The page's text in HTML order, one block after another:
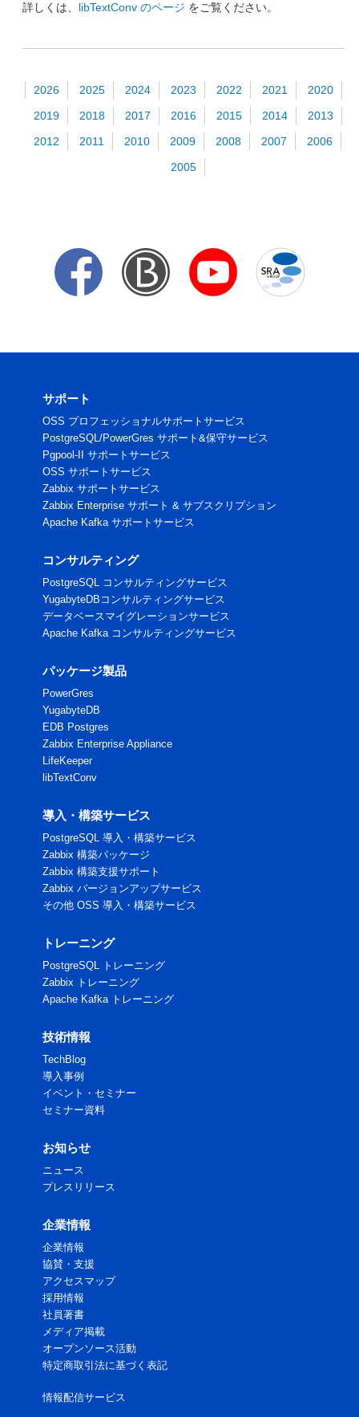
詳しくは、 libTextConv のページ をご覧ください。
2026 2025 2024 2023 2022 2021
2020
2019
2018 2017 2016 2015 2014
2013
2012
2011 2010 2009 2008 2007
2006
2005
サポート
OSS プロフェッショナルサポートサービス
PostgreSQL/PowerGres サポート&保守サービス
Pgpool-II サポートサービス
OSS サポートサービス
Zabbix サポートサービス
Zabbix Enterprise サポート & サブスクリプション
Apache Kafka サポートサービス
コンサルティング
PostgreSQL コンサルティングサービス
YugabyteDBコンサルティングサービス
データベースマイグレーションサービス
Apache Kafka コンサルティングサービス
パッケージ製品
PowerGres
YugabyteDB
EDB Postgres
Zabbix Enterprise Appliance
LifeKeeper
libTextConv
導入・構築サービス
PostgreSQL 導入・構築サービス
Zabbix 構築パッケージ
Zabbix 構築支援サポート
Zabbix バージョンアップサービス
その他 OSS 導入・構築サービス
トレーニング
PostgreSQL トレーニング
Zabbix トレーニング
Apache Kafka トレーニング
技術情報
TechBlog
導入事例
イベント・セミナー
セミナー資料
お知らせ
ニュース
プレスリリース
企業情報
企業情報
協賛・支援
アクセスマップ
採用情報
社員著書
メディア掲載
オープンソース活動
特定商取引法に基づく表記
情報配信サービス